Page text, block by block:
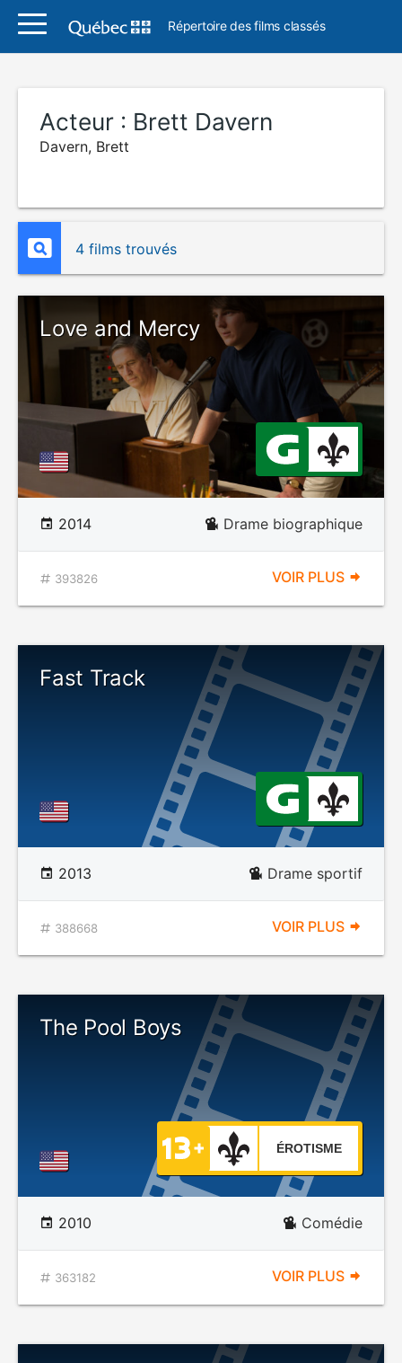
Répertoire des films classés
Acteur : Brett Davern
Davern, Brett
4 films trouvés
Love and Mercy
2014 Drame biographique
393826 VOIR PLUS
Fast Track
2013 Drame sportif
388668 VOIR PLUS
The Pool Boys
ÉROTISME
2010 Comédie
363182 VOIR PLUS